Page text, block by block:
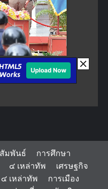
มพันธ์
การศึกษา
๔ เหล่าทัพ
เศรษฐกิจ
๔ เหล่าทัพ
การเมือง